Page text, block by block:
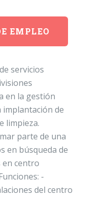
EMPLEO
servicios
en la gestión
implantación de
limpieza.
parte de una
en búsqueda de
en centro
-
del centro